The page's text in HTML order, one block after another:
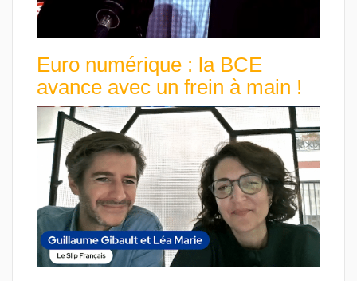
Euro numérique : la BCE
avance avec un frein à main !